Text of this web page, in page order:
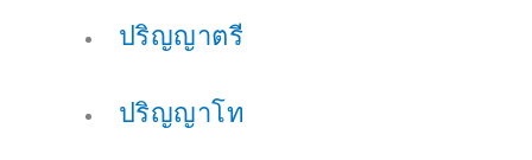
ปริญญาตรี
ปริญญาโท